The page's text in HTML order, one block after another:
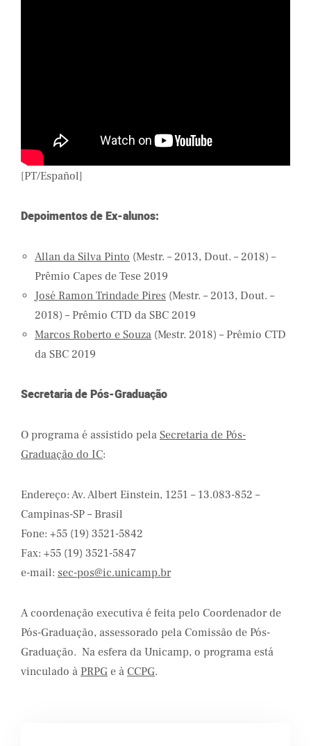
[PT/Español]
Depoimentos de Ex-alunos:
Allan da Silva Pinto (Mestr. – 2013, Dout. – 2018) –
Prêmio Capes de Tese 2019
José Ramon Trindade Pires (Mestr. – 2013, Dout. –
2018) – Prêmio CTD da SBC 2019
Marcos Roberto e Souza (Mestr. 2018) – Prêmio CTD
da SBC 2019
Secretaria de Pós-Graduação
O programa é assistido pela Secretaria de Pós-
Graduação do IC:
Endereço: Av. Albert Einstein, 1251 – 13.083-852 –
Campinas-SP – Brasil
Fone: +55 (19) 3521-5842
Fax: +55 (19) 3521-5847
e-mail: sec-pos@ic.unicamp.br
A coordenação executiva é feita pelo Coordenador de
Pós-Graduação, assessorado pela Comissão de Pós-
Graduação. Na esfera da Unicamp, o programa está
vinculado à PRPG e à CCPG.